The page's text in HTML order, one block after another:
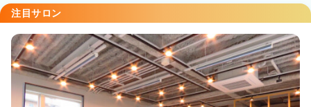
acoron.武蔵小杉
acoron.吉祥寺
吉祥寺駅 徒歩2分
注目サロン